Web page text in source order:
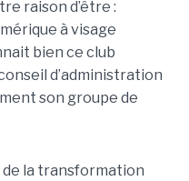
raison d’être :
à visage
bien ce club
d’administration
son groupe de
la transformation